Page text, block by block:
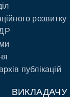
розвитку
публікацій
ВИКЛАДАЧУ